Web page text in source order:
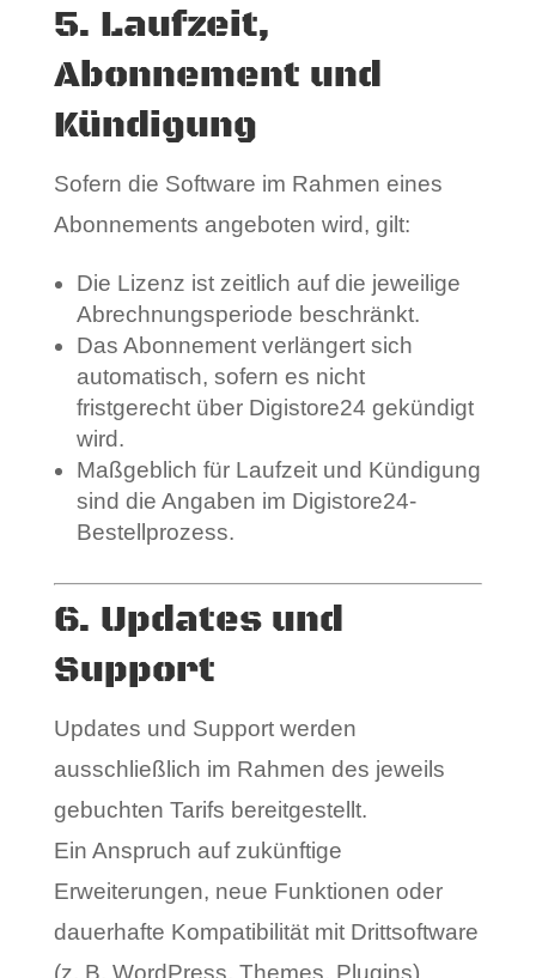
5. Laufzeit,
Abonnement und
Kündigung
Sofern die Software im Rahmen eines
Abonnements angeboten wird, gilt:
Die Lizenz ist zeitlich auf die jeweilige
Abrechnungsperiode beschränkt.
Das Abonnement verlängert sich
automatisch, sofern es nicht
fristgerecht über Digistore24 gekündigt
wird.
Maßgeblich für Laufzeit und Kündigung
sind die Angaben im Digistore24-
Bestellprozess.
6. Updates und
Support
Updates und Support werden
ausschließlich im Rahmen des jeweils
gebuchten Tarifs bereitgestellt.
Ein Anspruch auf zukünftige
Erweiterungen, neue Funktionen oder
dauerhafte Kompatibilität mit Drittsoftware
(z. B. WordPress, Themes, Plugins)